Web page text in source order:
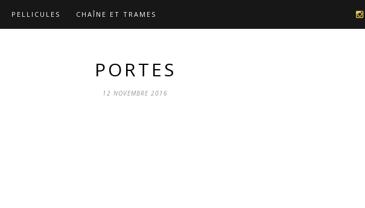
PELLICULES CHAÎNE ET TRAMES
PORTES
12 NOVEMBRE 2016